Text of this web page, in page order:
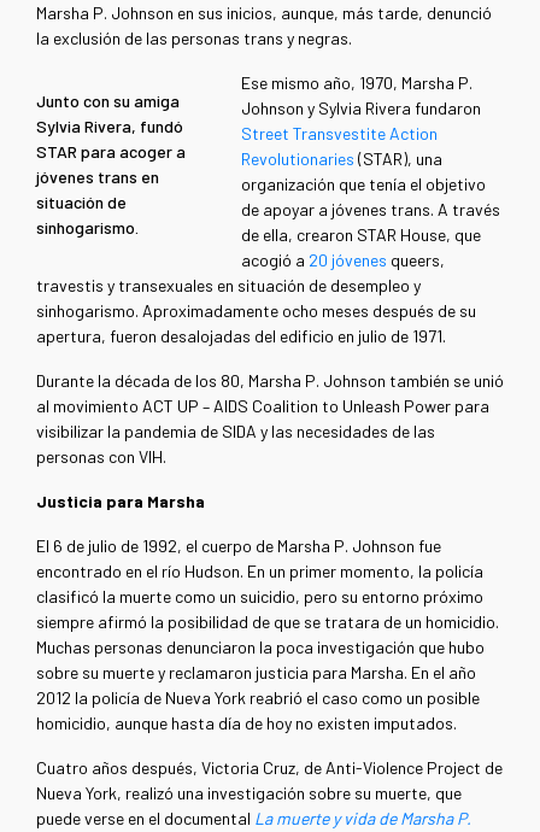
Marsha P. Johnson en sus inicios, aunque, más tarde, denunció
la exclusión de las personas trans y negras.
Junto con su amiga
Sylvia Rivera, fundó
STAR para acoger a
jóvenes trans en
situación de
sinhogarismo.
Ese mismo año, 1970, Marsha P.
Johnson y Sylvia Rivera fundaron
Street Transvestite Action
Revolutionaries (STAR), una
organización que tenía el objetivo
de apoyar a jóvenes trans. A través
de ella, crearon STAR House, que
acogió a 20 jóvenes queers,
travestis y transexuales en situación de desempleo y
sinhogarismo. Aproximadamente ocho meses después de su
apertura, fueron desalojadas del edificio en julio de 1971.
Durante la década de los 80, Marsha P. Johnson también se unió
al movimiento ACT UP – AIDS Coalition to Unleash Power para
visibilizar la pandemia de SIDA y las necesidades de las
personas con VIH.
Justicia para Marsha
El 6 de julio de 1992, el cuerpo de Marsha P. Johnson fue
encontrado en el río Hudson. En un primer momento, la policía
clasificó la muerte como un suicidio, pero su entorno próximo
siempre afirmó la posibilidad de que se tratara de un homicidio.
Muchas personas denunciaron la poca investigación que hubo
sobre su muerte y reclamaron justicia para Marsha. En el año
2012 la policía de Nueva York reabrió el caso como un posible
homicidio, aunque hasta día de hoy no existen imputados.
Cuatro años después, Victoria Cruz, de Anti-Violence Project de
Nueva York, realizó una investigación sobre su muerte, que
puede verse en el documental La muerte y vida de Marsha P.